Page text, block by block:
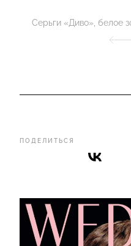
ПОДЕЛИТЬСЯ
Серьги «Диво», белое